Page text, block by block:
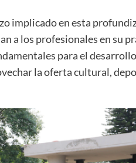
implicado en esta
a los profesionales en su
para el
la oferta cultural,